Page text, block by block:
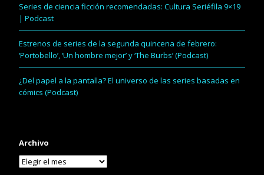
Series de ciencia ficción recomendadas: Cultura Seriéfila 9×19
| Podcast
Estrenos de series de la segunda quincena de febrero:
‘Portobello’, ‘Un hombre mejor’ y ‘The Burbs’ (Podcast)
¿Del papel a la pantalla? El universo de las series basadas en
cómics (Podcast)
Archivo